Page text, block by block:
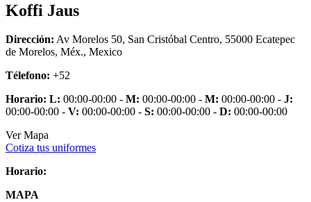
Koffi Jaus
Dirección: Av Morelos 50, San Cristóbal Centro, 55000 Ecatepec
de Morelos, Méx., Mexico
Télefono: +52
Horario: L: 00:00-00:00 - M: 00:00-00:00 - M: 00:00-00:00 - J:
00:00-00:00 - V: 00:00-00:00 - S: 00:00-00:00 - D: 00:00-00:00
Ver Mapa
Cotiza tus uniformes
Horario:
MAPA